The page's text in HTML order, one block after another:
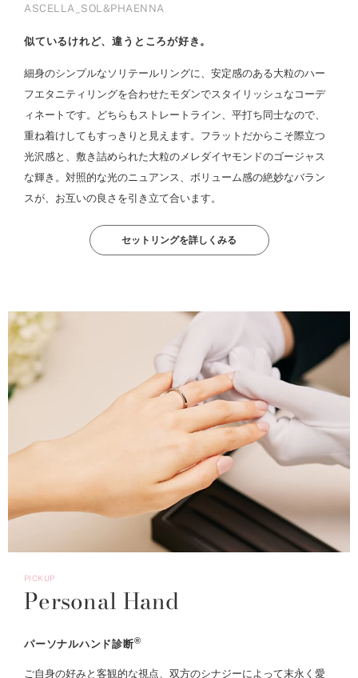
ASCELLA_SOL&PHAENNA
似ているけれど、違うところが好き。
細身のシンプルなソリテールリングに、安定感のある大粒のハー
フエタニティリングを合わせたモダンでスタイリッシュなコーデ
ィネートです。どちらもストレートライン、平打ち同士なので、
重ね着けしてもすっきりと見えます。フラットだからこそ際立つ
光沢感と、敷き詰められた大粒のメレダイヤモンドのゴージャス
な輝き。対照的な光のニュアンス、ボリューム感の絶妙なバラン
スが、お互いの良さを引き立て合います。
セットリングを詳しくみる
PICKUP
Personal Hand
パーソナルハンド診断®
ご自身の好みと客観的な視点、双方のシナジーによって末永く愛